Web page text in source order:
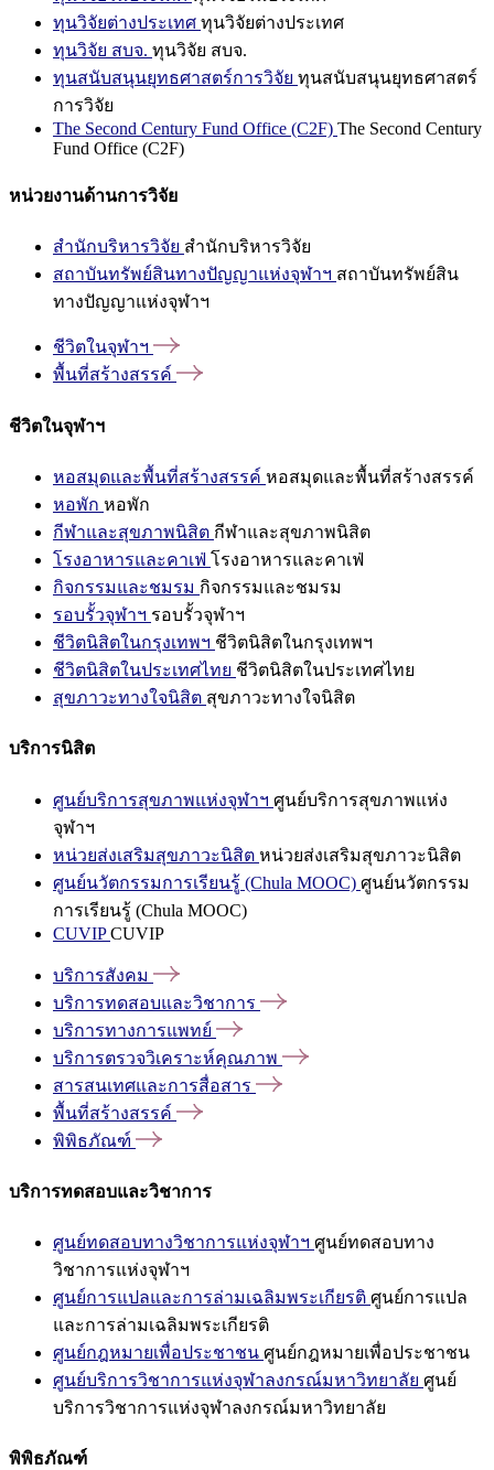
ทุนวิจัยต่างประเทศ ทุนวิจัยต่างประเทศ
ทุนวิจัย สบจ. ทุนวิจัย สบจ.
ทุนสนับสนุนยุทธศาสตร์การวิจัย ทุนสนับสนุนยุทธศาสตร์
การวิจัย
The Second Century Fund Office (C2F) The Second Century
Fund Office (C2F)
หน่วยงานด้านการวิจัย
สำนักบริหารวิจัย สำนักบริหารวิจัย
สถาบันทรัพย์สินทางปัญญาแห่งจุฬาฯ สถาบันทรัพย์สิน
ทางปัญญาแห่งจุฬาฯ
ชีวิตในจุฬาฯ
พื้นที่สร้างสรรค์
ชีวิตในจุฬาฯ
หอสมุดและพื้นที่สร้างสรรค์ หอสมุดและพื้นที่สร้างสรรค์
หอพัก หอพัก
กีฬาและสุขภาพนิสิต กีฬาและสุขภาพนิสิต
โรงอาหารและคาเฟ่ โรงอาหารและคาเฟ่
กิจกรรมและชมรม กิจกรรมและชมรม
รอบรั้วจุฬาฯ รอบรั้วจุฬาฯ
ชีวิตนิสิตในกรุงเทพฯ ชีวิตนิสิตในกรุงเทพฯ
ชีวิตนิสิตในประเทศไทย ชีวิตนิสิตในประเทศไทย
สุขภาวะทางใจนิสิต สุขภาวะทางใจนิสิต
บริการนิสิต
ศูนย์บริการสุขภาพแห่งจุฬาฯ ศูนย์บริการสุขภาพแห่ง
จุฬาฯ
หน่วยส่งเสริมสุขภาวะนิสิต หน่วยส่งเสริมสุขภาวะนิสิต
ศูนย์นวัตกรรมการเรียนรู้ (Chula MOOC) ศูนย์นวัตกรรม
การเรียนรู้ (Chula MOOC)
CUVIPCUVIP
บริการสังคม
บริการทดสอบและวิชาการ
บริการทางการแพทย์
บริการตรวจวิเคราะห์คุณภาพ
สารสนเทศและการสื่อสาร
พื้นที่สร้างสรรค์
พิพิธภัณฑ์
บริการทดสอบและวิชาการ
ศูนย์ทดสอบทางวิชาการแห่งจุฬาฯ ศูนย์ทดสอบทาง
วิชาการแห่งจุฬาฯ
ศูนย์การแปลและการล่ามเฉลิมพระเกียรติ ศูนย์การแปล
และการล่ามเฉลิมพระเกียรติ
ศูนย์กฎหมายเพื่อประชาชน ศูนย์กฎหมายเพื่อประชาชน
ศูนย์บริการวิชาการแห่งจุฬาลงกรณ์มหาวิทยาลัย ศูนย์
บริการวิชาการแห่งจุฬาลงกรณ์มหาวิทยาลัย
พิพิธภัณฑ์